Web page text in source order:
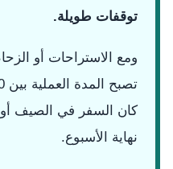
توقفات طويلة.
ومع الاستراحات أو
كان السفر في الصيف
نهاية الأسبوع.